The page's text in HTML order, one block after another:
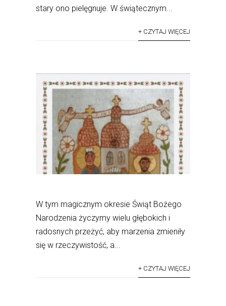
stary ono pielęgnuje. W świątecznym...
+ CZYTAJ WIĘCEJ
W tym magicznym okresie Świąt Bożego
Narodzenia życzymy wielu głębokich i
radosnych przeżyć, aby marzenia zmieniły
się w rzeczywistość, a...
+ CZYTAJ WIĘCEJ